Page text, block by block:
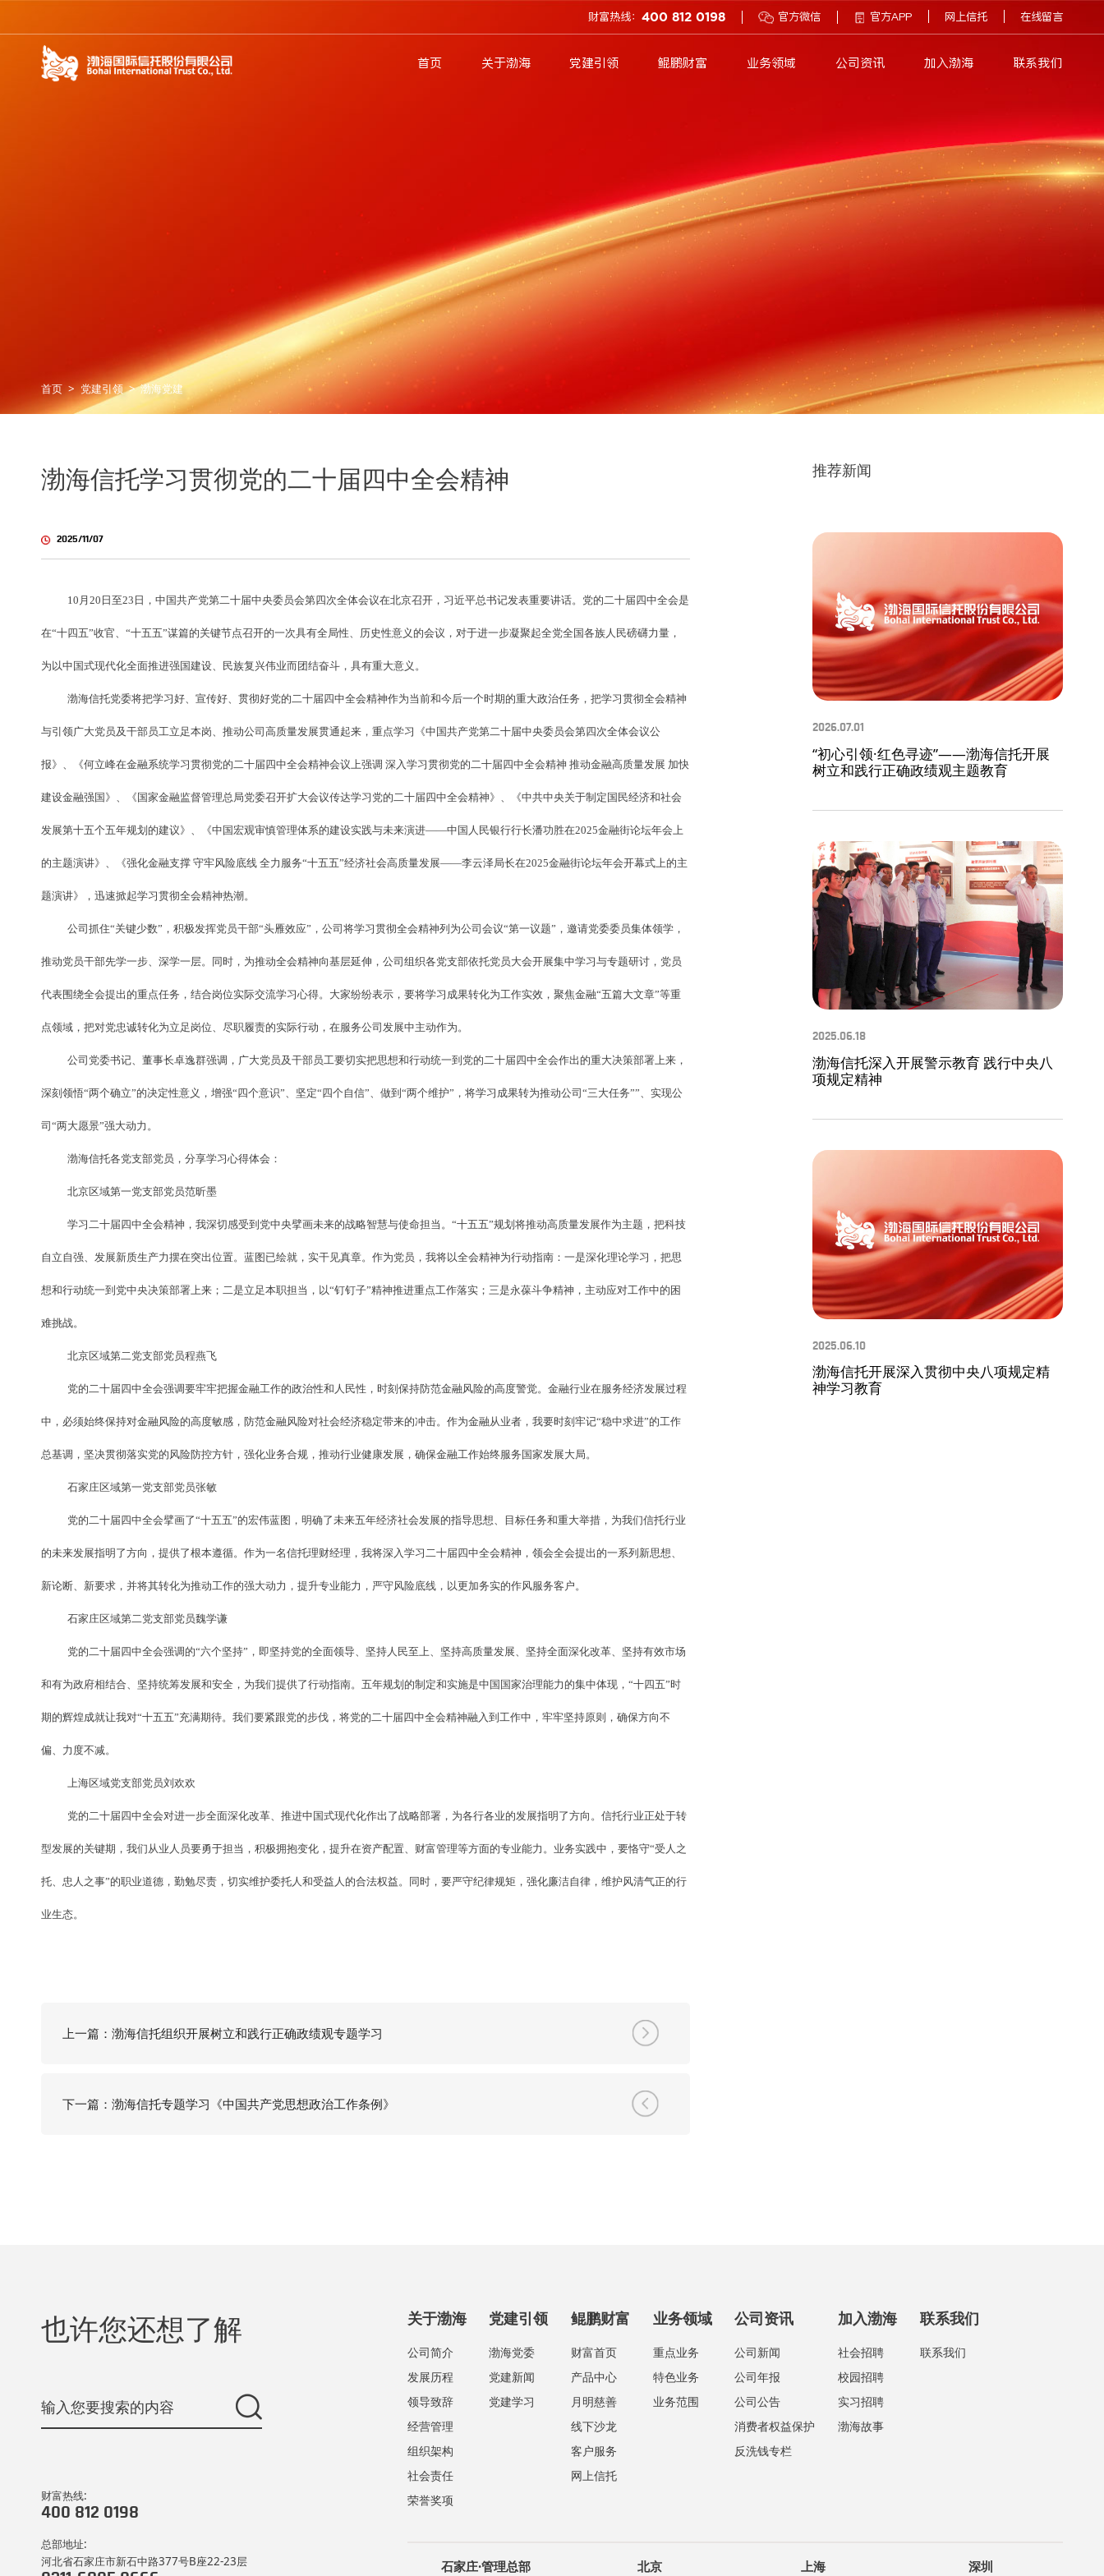
财富热线：400 812 0198 官方微信 官方APP 网上信托 在线留言
首页 关于渤海 党建引领 鲲鹏财富 业务领域 公司资讯 加入渤海 联系我们
首页 > 党建引领 > 渤海党建
渤海信托学习贯彻党的二十届四中全会精神
2025/11/07
10 月20日至23日，中国共产党第二十届中央委员会第四次全体会议在北京召开，习近平总书记发表重要讲话。党的二十届四中全会是
在“十四五”收官、“十五五”谋篇的关键节点召开的一次具有全局性、历史性意义的会议，对于进一步凝聚起全党全国各族人民磅礴力量，
为以中国式现代化全面推进强国建设、民族复兴伟业而团结奋斗，具有重大意义。
渤海信托党委将把学习好、宣传好、贯彻好党的二十届四中全会精神作为当前和今后一个时期的重大政治任务，把学习贯彻全会精神
与引领广大党员及干部员工立足本岗、推动公司高质量发展贯通起来，重点学习《中国共产党第二十届中央委员会第四次全体会议公
报》、《何立峰在金融系统学习贯彻党的二十届四中全会精神会议上强调 深入学习贯彻党的二十届四中全会精神 推动金融高质量发展 加快
建设金融强国》、《国家金融监督管理总局党委召开扩大会议传达学习党的二十届四中全会精神》、《中共中央关于制定国民经济和社会
发展第十五个五年规划的建议》、《中国宏观审慎管理体系的建设实践与未来演进——中国人民银行行长潘功胜在2025金融街论坛年会上
的主题演讲》、《强化金融支撑 守牢风险底线 全力服务“十五五”经济社会高质量发展——李云泽局长在2025金融街论坛年会开幕式上的主
题演讲》，迅速掀起学习贯彻全会精神热潮。
公司抓住“关键少数”，积极发挥党员干部“头雁效应”，公司将学习贯彻全会精神列为公司会议“第一议题”，邀请党委委员集体领学，
推动党员干部先学一步、深学一层。同时，为推动全会精神向基层延伸，公司组织各党支部依托党员大会开展集中学习与专题研讨，党员
代表围绕全会提出的重点任务，结合岗位实际交流学习心得。大家纷纷表示，要将学习成果转化为工作实效，聚焦金融“五篇大文章”等重
点领域，把对党忠诚转化为立足岗位、尽职履责的实际行动，在服务公司发展中主动作为。
公司党委书记、董事长卓逸群强调，广大党员及干部员工要切实把思想和行动统一到党的二十届四中全会作出的重大决策部署上来，
深刻领悟“两个确立”的决定性意义，增强“四个意识”、坚定“四个自信”、做到“两个维护”，将学习成果转为推动公司“三大任务””、实现公
司“两大愿景”强大动力。
渤海信托各党支部党员，分享学习心得体会：
北京区域第一党支部党员范昕墨
学习二十届四中全会精神，我深切感受到党中央擘画未来的战略智慧与使命担当。“十五五”规划将推动高质量发展作为主题，把科技
自立自强、发展新质生产力摆在突出位置。蓝图已绘就，实干见真章。作为党员，我将以全会精神为行动指南：一是深化理论学习，把思
想和行动统一到党中央决策部署上来；二是立足本职担当，以“钉钉子”精神推进重点工作落实；三是永葆斗争精神，主动应对工作中的困
难挑战。
北京区域第二党支部党员程燕飞
党的二十届四中全会强调要牢牢把握金融工作的政治性和人民性，时刻保持防范金融风险的高度警觉。金融行业在服务经济发展过程
中，必须始终保持对金融风险的高度敏感，防范金融风险对社会经济稳定带来的冲击。作为金融从业者，我要时刻牢记“稳中求进”的工作
总基调，坚决贯彻落实党的风险防控方针，强化业务合规，推动行业健康发展，确保金融工作始终服务国家发展大局。
石家庄区域第一党支部党员张敏
党的二十届四中全会擘画了“十五五”的宏伟蓝图，明确了未来五年经济社会发展的指导思想、目标任务和重大举措，为我们信托行业
的未来发展指明了方向，提供了根本遵循。作为一名信托理财经理，我将深入学习二十届四中全会精神，领会全会提出的一系列新思想、
新论断、新要求，并将其转化为推动工作的强大动力，提升专业能力，严守风险底线，以更加务实的作风服务客户。
石家庄区域第二党支部党员魏学谦
党的二十届四中全会强调的“六个坚持”，即坚持党的全面领导、坚持人民至上、坚持高质量发展、坚持全面深化改革、坚持有效市场
和有为政府相结合、坚持统筹发展和安全，为我们提供了行动指南。五年规划的制定和实施是中国国家治理能力的集中体现，“十四五”时
期的辉煌成就让我对“十五五”充满期待。我们要紧跟党的步伐，将党的二十届四中全会精神融入到工作中，牢牢坚持原则，确保方向不
偏、力度不减。
上海区域党支部党员刘欢欢
党的二十届四中全会对进一步全面深化改革、推进中国式现代化作出了战略部署，为各行各业的发展指明了方向。信托行业正处于转
型发展的关键期，我们从业人员要勇于担当，积极拥抱变化，提升在资产配置、财富管理等方面的专业能力。业务实践中，要恪守“受人之
托、忠人之事”的职业道德，勤勉尽责，切实维护委托人和受益人的合法权益。同时，要严守纪律规矩，强化廉洁自律，维护风清气正的行
业生态。
上一篇：渤海信托组织开展树立和践行正确政绩观专题学习
下一篇：渤海信托专题学习《中国共产党思想政治工作条例》
推荐新闻
2026.07.01
“初心引领·红色寻迹”——渤海信托开展
树立和践行正确政绩观主题教育
2025.06.18
渤海信托深入开展警示教育 践行中央八
项规定精神​
2025.06.10
渤海信托开展深入贯彻中央八项规定精
神学习教育
也许您还想了解
财富热线:
400 812 0198
总部地址:
河北省石家庄市新石中路377号B座22-23层
关于渤海
公司简介
发展历程
领导致辞
经营管理
组织架构
社会责任
荣誉奖项
党建引领
渤海党委
党建新闻
党建学习
鲲鹏财富
财富首页
产品中心
月明慈善
线下沙龙
客户服务
网上信托
业务领域
重点业务
特色业务
业务范围
公司资讯
公司新闻
公司年报
公司公告
消费者权益保护
反洗钱专栏
加入渤海
社会招聘
校园招聘
实习招聘
渤海故事
联系我们
联系我们
石家庄·管理总部 北京 上海 深圳